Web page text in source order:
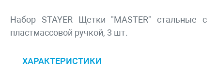
Набор STAYER Щетки "MASTER" стальные с
пластмассовой ручкой, 3 шт.
ХАРАКТЕРИСТИКИ